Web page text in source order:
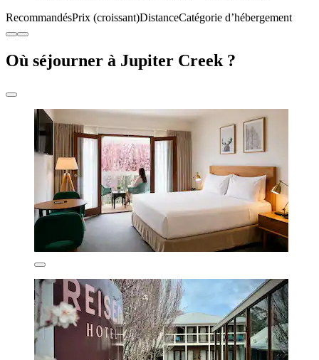
RecommandésPrix (croissant)DistanceCatégorie d’hébergement
Où séjourner à Jupiter Creek ?